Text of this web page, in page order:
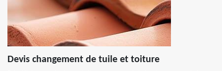
Devis changement de tuile et toiture